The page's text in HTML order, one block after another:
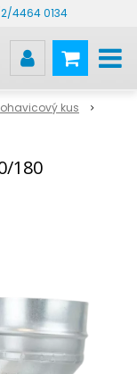
4464 0134
kus
180